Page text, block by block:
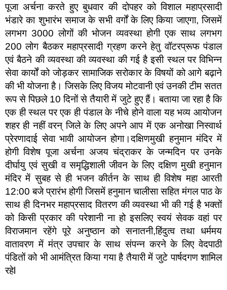
पूजा अर्चना करते हुए बुधवार की दोपहर को विशाल महाप्रसादी
भंडारे का शुभारंभ समाज के सभी वर्गों के लिए किया जाएगा, जिसमें
लगभग 3000 लोगों की भोजन व्यवस्था होगी एक साथ लगभग
200 लोग बैठकर महाप्रसादी ग्रहण करने हेतु वॉटरप्रूफ पंडाल
एवं बैठने की व्यवस्था की व्यवस्था की गई है इसी स्थल पर विभिन्न
सेवा कार्यों को जोड़कर सामाजिक सरोकार के विषयों को आगे बढ़ाने
की भी योजना है। जिसके लिए विजय मोटवानी एवं उनकी टीम सतत
रूप से पिछले 10 दिनों से तैयारी में जुटे हुए हैं। बताया जा रहा है कि
एक ही स्थल पर एक ही पंडाल के नीचे होने वाला यह भव्य आयोजन
शहर ही नहीं वरन् जिले के लिए अपने आप में एक अनोखा निस्वार्थ
प्रेरणादाई सेवा भावी आयोजन होगा।दक्षिणमुखी हनुमान मंदिर में
होगी विशेष पूजा अर्चना अजय चंद्राकर के जन्मदिन पर उनके
दीर्घायु एवं सुखी व समृद्धिशाली जीवन के लिए दक्षिण मुखी हनुमान
मंदिर में सुबह से ही भजन कीर्तन के साथ ही विशेष महा आरती
12:00 बजे प्रारंभ होगी जिसमें हनुमान चालीसा सहित मंगल पाठ के
साथ ही दिनभर महाप्रसाद वितरण की व्यवस्था भी की गई है भक्तों
को किसी प्रकार की परेशानी ना हो इसलिए स्वयं सेवक वहां पर
विराजमान रहेंगे पूरे अनुष्ठान को सनातनी,हिंदुत्व तथा धर्ममय
वातावरण में मंत्र उपचार के साथ संपन्न करने के लिए वेदपाठी
पंडितों को भी आमंत्रित किया गया है तैयारी में जुटे पार्षदगण शामिल
रहेl